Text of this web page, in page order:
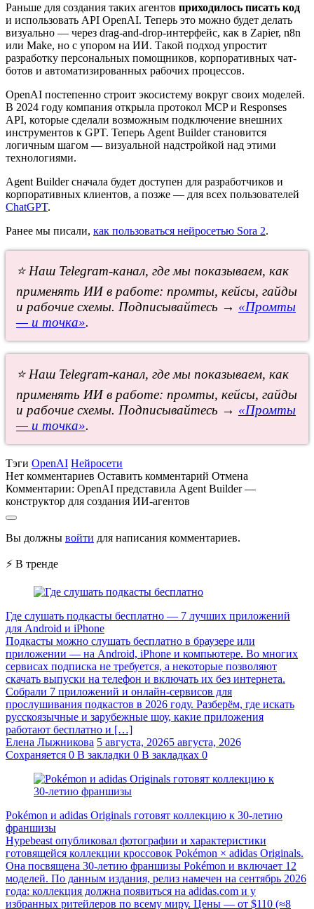
Раньше для создания таких агентов приходилось писать код
и использовать API OpenAI. Теперь это можно будет делать
визуально — через drag-and-drop-интерфейс, как в Zapier, n8n
или Make, но с упором на ИИ. Такой подход упростит
разработку персональных помощников, корпоративных чат-
ботов и автоматизированных рабочих процессов.
OpenAI постепенно строит экосистему вокруг своих моделей.
В 2024 году компания открыла протокол MCP и Responses
API, которые сделали возможным подключение внешних
инструментов к GPT. Теперь Agent Builder становится
логичным шагом — визуальной надстройкой над этими
технологиями.
Agent Builder сначала будет доступен для разработчиков и
корпоративных клиентов, а позже — для всех пользователей
ChatGPT.
Ранее мы писали, как пользоваться нейросетью Sora 2.
⭐ Наш Telegram-канал, где мы показываем, как
применять ИИ в работе: промты, кейсы, гайды
и рабочие схемы. Подписывайтесь → «Промты
— и точка».
⭐ Наш Telegram-канал, где мы показываем, как
применять ИИ в работе: промты, кейсы, гайды
и рабочие схемы. Подписывайтесь → «Промты
— и точка».
Тэги OpenAI Нейросети
Нет комментариев Оставить комментарий Отмена
Комментарии: OpenAI представила Agent Builder —
конструктор для создания ИИ-агентов
Вы должны войти для написания комментариев.
⚡ В тренде
Где слушать подкасты бесплатно — 7 лучших приложений
для Android и iPhone
Подкасты можно слушать бесплатно в браузере или
приложении — на Android, iPhone и компьютере. Во многих
сервисах подписка не требуется, а некоторые позволяют
скачать выпуски на телефон и включать их без интернета.
Собрали 7 приложений и онлайн-сервисов для
прослушивания подкастов в 2026 году. Разберём, где искать
русскоязычные и зарубежные шоу, какие приложения
работают бесплатно и […]
Елена Лыжникова 5 августа, 20265 августа, 2026
Сохраняется 0 В закладки 0 В закладках 0
Pokémon и adidas Originals готовят коллекцию к 30-летию
франшизы
Hypebeast опубликовал фотографии и характеристики
готовящейся коллекции кроссовок Pokémon × adidas Originals.
Она посвящена 30-летию франшизы Pokémon и включает 12
моделей. По данным издания, релиз намечен на сентябрь 2026
года: коллекция должна появиться на adidas.com и у
избранных ритейлеров по всему миру. Цены — от $110 (≈8